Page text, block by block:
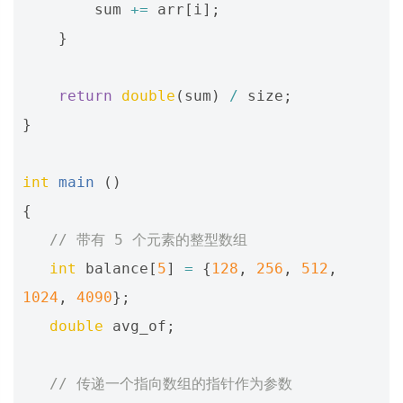
sum += arr [ i];
}
return double ( sum ) / size ;
}
int main
()
{
// 带有 5 个元素的整型数组
int
balance [ 5] = { 128 , 256 , 512 ,
1024 , 4090};
double
avg_of ;
// 传递一个指向数组的指针作为参数